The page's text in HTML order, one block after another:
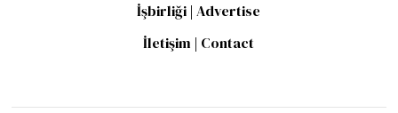
İşbirliği | Advertise
İletişim | Contact